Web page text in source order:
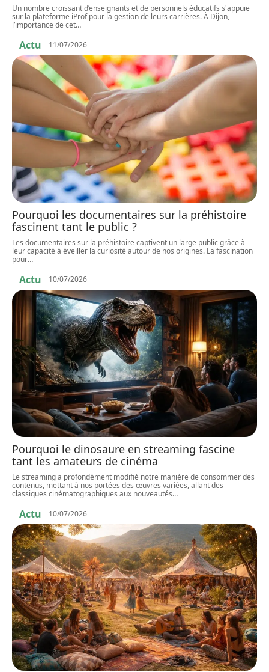
Un nombre croissant d’enseignants et de personnels éducatifs s'appuie
sur la plateforme iProf pour la gestion de leurs carrières. À Dijon,
l’importance de cet…
Actu 11/07/2026
Pourquoi les documentaires sur la préhistoire
fascinent tant le public ?
Les documentaires sur la préhistoire captivent un large public grâce à
leur capacité à éveiller la curiosité autour de nos origines. La fascination
pour…
Actu 10/07/2026
Pourquoi le dinosaure en streaming fascine
tant les amateurs de cinéma
Le streaming a profondément modifié notre manière de consommer des
contenus, mettant à nos portées des œuvres variées, allant des
classiques cinématographiques aux nouveautés…
Actu 10/07/2026